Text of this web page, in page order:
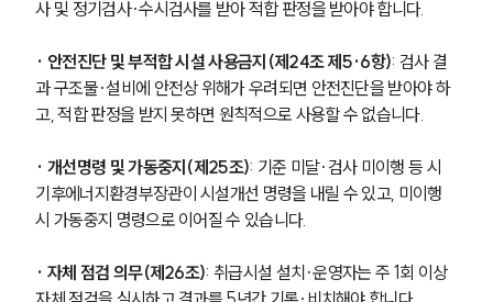
사 및 정기검사·수시검사를 받아 적합 판정을 받아야 합니다.
· 안전진단 및 부적합 시설 사용금지(제24조 제5·6항): 검사 결
과 구조물·설비에 안전상 위해가 우려되면 안전진단을 받아야 하
고, 적합 판정을 받지 못하면 원칙적으로 사용할 수 없습니다.
· 개선명령 및 가동중지(제25조): 기준 미달·검사 미이행 등 시
기후에너지환경부장관이 시설개선 명령을 내릴 수 있고, 미이행
시 가동중지 명령으로 이어질 수 있습니다.
· 자체 점검 의무(제26조): 취급시설 설치·운영자는 주 1회 이상